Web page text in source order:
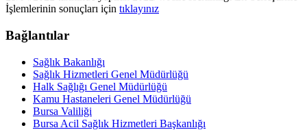
İşlemlerinin sonuçları için tıklayınız
Bağlantılar
Sağlık Bakanlığı
Sağlık Hizmetleri Genel Müdürlüğü
Halk Sağlığı Genel Müdürlüğü
Kamu Hastaneleri Genel Müdürlüğü
Bursa Valiliği
Bursa Acil Sağlık Hizmetleri Başkanlığı